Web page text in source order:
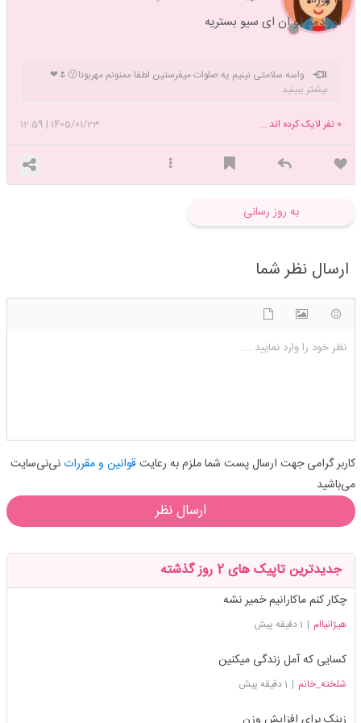
نوزادمم تو ان ای سیو بستریه
واسه سلامتی نینیم یه صلوات میفرستین لطفا ممنونم مهربونا😗🌷❤
بیشتر ببینید
1405/01/23
|
12:59 0 نفر لایک کرده اند ...
به روز رسانی
ارسال نظر شما
نظر خود را وارد نمایید ...
کاربر گرامی جهت ارسال پست شما ملزم به رعایت قوانین و مقرراتنی‌نی‌سایت
می‌باشید
ارسال نظر
جدیدترین تاپیک های 2 روز گذشته
چکار کنم ماکارانیم خمیر نشه
هیژانیاام | 1 دقیقه پیش
کسایی که آمل زندگی میکنین
شلخته_خانم | 1 دقیقه پیش